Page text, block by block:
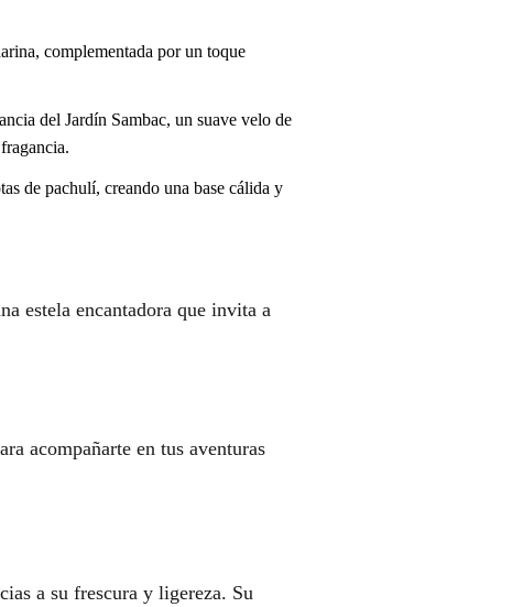
complementada por un toque
del Jardín Sambac, un suave velo de
de pachulí, creando una base cálida y
estela encantadora que invita a
acompañarte en tus aventuras
a su frescura y ligereza. Su